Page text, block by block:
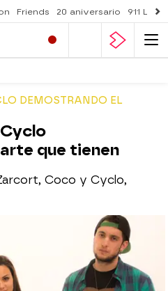
Friends 20 aniversario 911
DEMOSTRANDO EL
que tienen
Coco y Cyclo,